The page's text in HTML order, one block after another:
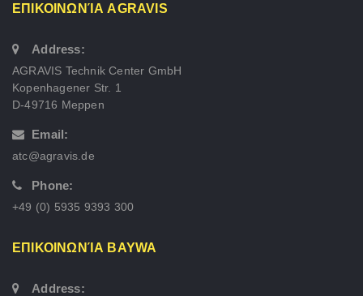
ΕΠΙΚΟΙΝΩΝΊΑ AGRAVIS
Address:
AGRAVIS Technik Center GmbH
Kopenhagener Str. 1
D-49716 Meppen
Email:
atc@agravis.de
Phone:
+49 (0) 5935 9393 300
ΕΠΙΚΟΙΝΩΝΊΑ BAYWA
Address: